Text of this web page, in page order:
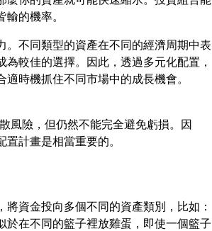
不同類型的資產在不同的經濟周期中表
較佳的選擇。因此，透過多元化配置，
風險，但仍然不能完全避免虧損。因
資金投向多個不同的資產類別，比如：
在不同的籃子裡放雞蛋，即使一個籃子